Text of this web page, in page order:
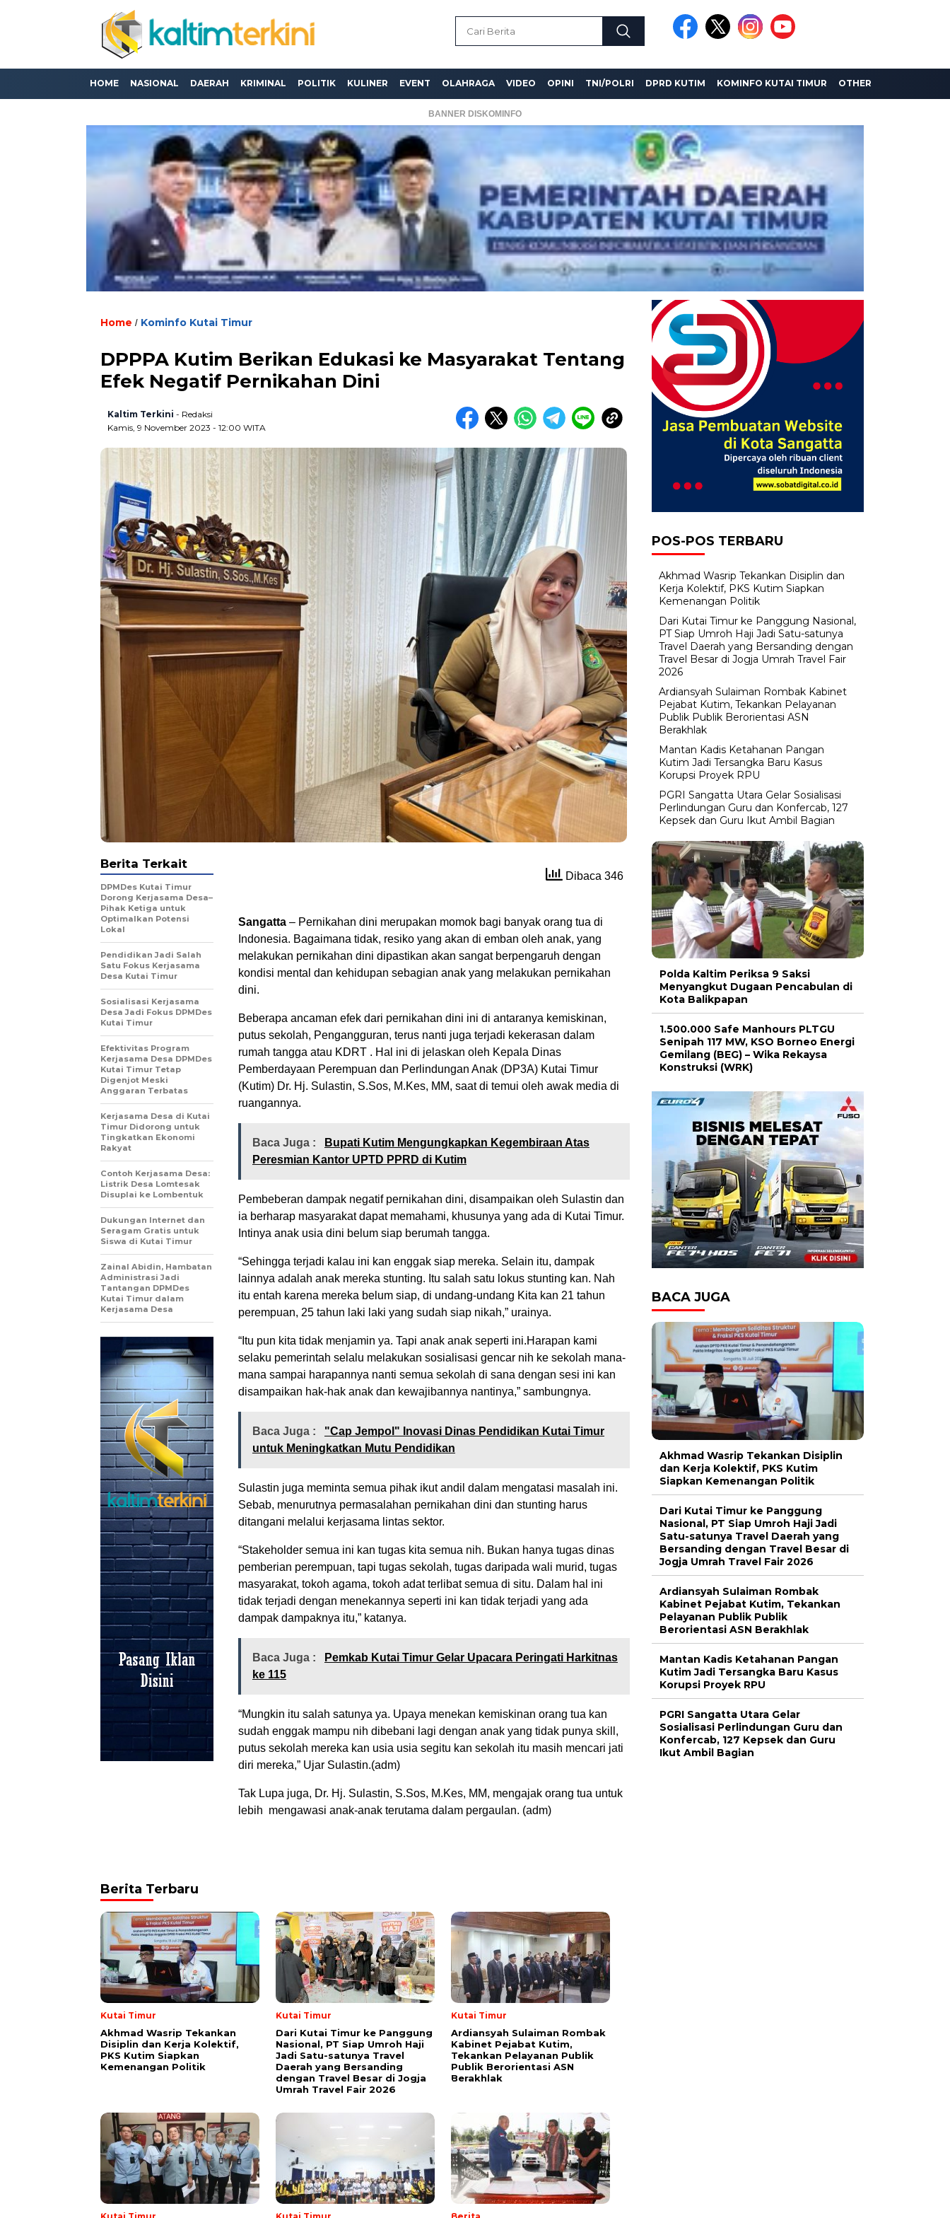
HOME NASIONAL DAERAH KRIMINAL POLITIK KULINER EVENT OLAHRAGA VIDEO OPINI TNI/POLRI DPRD KUTIM KOMINFO KUTAI TIMUR OTHER
BANNER DISKOMINFO
Home / Kominfo Kutai Timur
DPPPA Kutim Berikan Edukasi ke Masyarakat Tentang
Efek Negatif Pernikahan Dini
Kaltim Terkini - Redaksi
Kamis, 9 November 2023 - 12:00 WITA
Dibaca 346
Sangatta – Pernikahan dini merupakan momok bagi banyak orang tua di
Indonesia. Bagaimana tidak, resiko yang akan di emban oleh anak, yang
melakukan pernikahan dini dipastikan akan sangat berpengaruh dengan
kondisi mental dan kehidupan sebagian anak yang melakukan pernikahan
dini.
Beberapa ancaman efek dari pernikahan dini ini di antaranya kemiskinan,
putus sekolah, Pengangguran, terus nanti juga terjadi kekerasan dalam
rumah tangga atau KDRT . Hal ini di jelaskan oleh Kepala Dinas
Pemberdayaan Perempuan dan Perlindungan Anak (DP3A) Kutai Timur
(Kutim) Dr. Hj. Sulastin, S.Sos, M.Kes, MM, saat di temui oleh awak media di
ruangannya.
Baca Juga :
Bupati Kutim Mengungkapkan Kegembiraan Atas
Peresmian Kantor UPTD PPRD di Kutim
Pembeberan dampak negatif pernikahan dini, disampaikan oleh Sulastin dan
ia berharap masyarakat dapat memahami, khusunya yang ada di Kutai Timur.
Intinya anak usia dini belum siap berumah tangga.
“Sehingga terjadi kalau ini kan enggak siap mereka. Selain itu, dampak
lainnya adalah anak mereka stunting. Itu salah satu lokus stunting kan. Nah
itu entah karena mereka belum siap, di undang-undang Kita kan 21 tahun
perempuan, 25 tahun laki laki yang sudah siap nikah,” urainya.
“Itu pun kita tidak menjamin ya. Tapi anak anak seperti ini.Harapan kami
selaku pemerintah selalu melakukan sosialisasi gencar nih ke sekolah mana-
mana sampai harapannya nanti semua sekolah di sana dengan sesi ini kan
disampaikan hak-hak anak dan kewajibannya nantinya,” sambungnya.
Baca Juga :
"Cap Jempol" Inovasi Dinas Pendidikan Kutai Timur
untuk Meningkatkan Mutu Pendidikan
Sulastin juga meminta semua pihak ikut andil dalam mengatasi masalah ini.
Sebab, menurutnya permasalahan pernikahan dini dan stunting harus
ditangani melalui kerjasama lintas sektor.
“Stakeholder semua ini kan tugas kita semua nih. Bukan hanya tugas dinas
pemberian perempuan, tapi tugas sekolah, tugas daripada wali murid, tugas
masyarakat, tokoh agama, tokoh adat terlibat semua di situ. Dalam hal ini
tidak terjadi dengan menekannya seperti ini kan tidak terjadi yang ada
dampak dampaknya itu,” katanya.
Baca Juga :
Pemkab Kutai Timur Gelar Upacara Peringati Harkitnas
ke 115
“Mungkin itu salah satunya ya. Upaya menekan kemiskinan orang tua kan
sudah enggak mampu nih dibebani lagi dengan anak yang tidak punya skill,
putus sekolah mereka kan usia usia segitu kan sekolah itu masih mencari jati
diri mereka,” Ujar Sulastin.(adm)
Tak Lupa juga, Dr. Hj. Sulastin, S.Sos, M.Kes, MM, mengajak orang tua untuk
lebih mengawasi anak-anak terutama dalam pergaulan. (adm)
Berita Terkait
DPMDes Kutai Timur
Dorong Kerjasama Desa–
Pihak Ketiga untuk
Optimalkan Potensi
Lokal
Pendidikan Jadi Salah
Satu Fokus Kerjasama
Desa Kutai Timur
Sosialisasi Kerjasama
Desa Jadi Fokus DPMDes
Kutai Timur
Efektivitas Program
Kerjasama Desa DPMDes
Kutai Timur Tetap
Digenjot Meski
Anggaran Terbatas
Kerjasama Desa di Kutai
Timur Didorong untuk
Tingkatkan Ekonomi
Rakyat
Contoh Kerjasama Desa:
Listrik Desa Lomtesak
Disuplai ke Lombentuk
Dukungan Internet dan
Seragam Gratis untuk
Siswa di Kutai Timur
Zainal Abidin, Hambatan
Administrasi Jadi
Tantangan DPMDes
Kutai Timur dalam
Kerjasama Desa
Berita Terbaru
Kutai Timur
Akhmad Wasrip Tekankan
Disiplin dan Kerja Kolektif,
PKS Kutim Siapkan
Kemenangan Politik
Kutai Timur
Dari Kutai Timur ke Panggung
Nasional, PT Siap Umroh Haji
Jadi Satu-satunya Travel
Daerah yang Bersanding
dengan Travel Besar di Jogja
Umrah Travel Fair 2026
Kutai Timur
Ardiansyah Sulaiman Rombak
Kabinet Pejabat Kutim,
Tekankan Pelayanan Publik
Publik Berorientasi ASN
Berakhlak
POS-POS TERBARU
Akhmad Wasrip Tekankan Disiplin dan
Kerja Kolektif, PKS Kutim Siapkan
Kemenangan Politik
Dari Kutai Timur ke Panggung Nasional,
PT Siap Umroh Haji Jadi Satu-satunya
Travel Daerah yang Bersanding dengan
Travel Besar di Jogja Umrah Travel Fair
2026
Ardiansyah Sulaiman Rombak Kabinet
Pejabat Kutim, Tekankan Pelayanan
Publik Publik Berorientasi ASN
Berakhlak
Mantan Kadis Ketahanan Pangan
Kutim Jadi Tersangka Baru Kasus
Korupsi Proyek RPU
PGRI Sangatta Utara Gelar Sosialisasi
Perlindungan Guru dan Konfercab, 127
Kepsek dan Guru Ikut Ambil Bagian
Polda Kaltim Periksa 9 Saksi
Menyangkut Dugaan Pencabulan di
Kota Balikpapan
1.500.000 Safe Manhours PLTGU
Senipah 117 MW, KSO Borneo Energi
Gemilang (BEG) – Wika Rekaysa
Konstruksi (WRK)
BACA JUGA
Akhmad Wasrip Tekankan Disiplin
dan Kerja Kolektif, PKS Kutim
Siapkan Kemenangan Politik
Dari Kutai Timur ke Panggung
Nasional, PT Siap Umroh Haji Jadi
Satu-satunya Travel Daerah yang
Bersanding dengan Travel Besar di
Jogja Umrah Travel Fair 2026
Ardiansyah Sulaiman Rombak
Kabinet Pejabat Kutim, Tekankan
Pelayanan Publik Publik
Berorientasi ASN Berakhlak
Mantan Kadis Ketahanan Pangan
Kutim Jadi Tersangka Baru Kasus
Korupsi Proyek RPU
PGRI Sangatta Utara Gelar
Sosialisasi Perlindungan Guru dan
Konfercab, 127 Kepsek dan Guru
Ikut Ambil Bagian